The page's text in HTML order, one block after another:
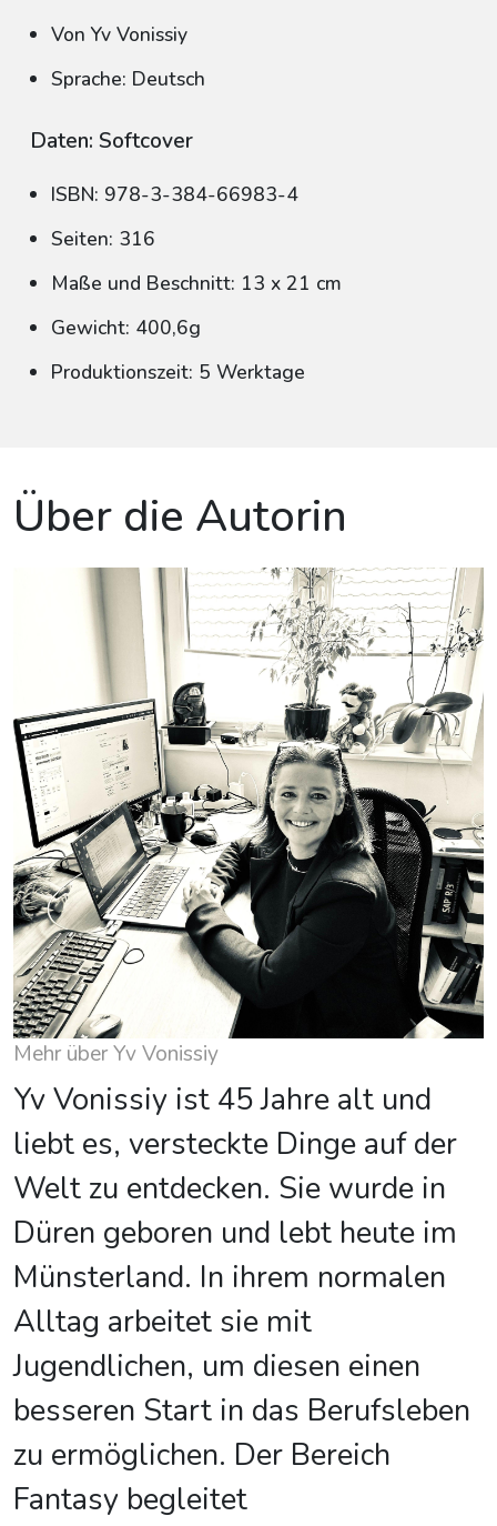
Von Yv Vonissiy
Sprache: Deutsch
Daten: Softcover
ISBN: 978-3-384-66983-4
Seiten: 316
Maße und Beschnitt: 13 x 21 cm
Gewicht: 400,6g
Produktionszeit: 5 Werktage
Über die Autorin
Mehr über Yv Vonissiy
Yv Vonissiy ist 45 Jahre alt und
liebt es, versteckte Dinge auf der
Welt zu entdecken. Sie wurde in
Düren geboren und lebt heute im
Münsterland. In ihrem normalen
Alltag arbeitet sie mit
Jugendlichen, um diesen einen
besseren Start in das Berufsleben
zu ermöglichen. Der Bereich
Fantasy begleitet